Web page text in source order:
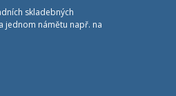
skladebných
jednom námětu např. na